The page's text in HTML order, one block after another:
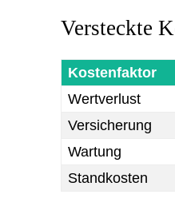
Versteckte
Kostenfaktor
Wertverlust
Versicherung
Wartung
Standkosten